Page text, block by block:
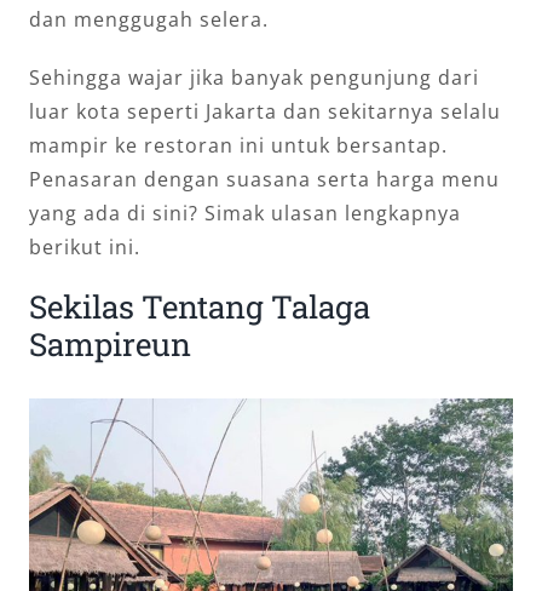
dan menggugah selera.
Sehingga wajar jika banyak pengunjung dari
luar kota seperti Jakarta dan sekitarnya selalu
mampir ke restoran ini untuk bersantap.
Penasaran dengan suasana serta harga menu
yang ada di sini? Simak ulasan lengkapnya
berikut ini.
Sekilas Tentang Talaga
Sampireun